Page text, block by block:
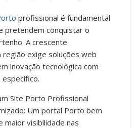
profissional é fundamental
pretendem conquistar o
A crescente
exige soluções web
inovação tecnológica com
específico.
Site Porto Profissional
Um portal Porto bem
maior visibilidade nas